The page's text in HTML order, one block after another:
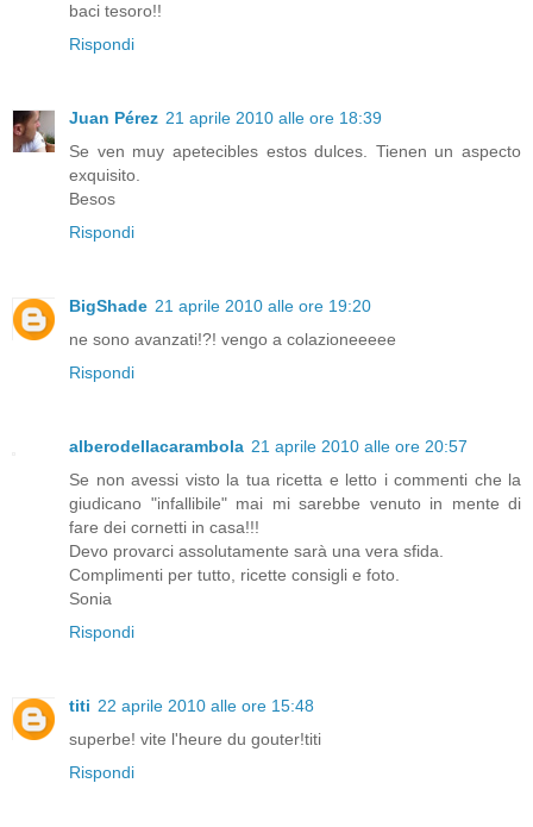
baci tesoro!!
Rispondi
Juan Pérez 21 aprile 2010 alle ore 18:39
Se ven muy apetecibles estos dulces. Tienen un aspecto
exquisito.
Besos
Rispondi
BigShade 21 aprile 2010 alle ore 19:20
ne sono avanzati!?! vengo a colazioneeeee
Rispondi
alberodellacarambola 21 aprile 2010 alle ore 20:57
Se non avessi visto la tua ricetta e letto i commenti che la
giudicano "infallibile" mai mi sarebbe venuto in mente di
fare dei cornetti in casa!!!
Devo provarci assolutamente sarà una vera sfida.
Complimenti per tutto, ricette consigli e foto.
Sonia
Rispondi
titi 22 aprile 2010 alle ore 15:48
superbe! vite l'heure du gouter!titi
Rispondi